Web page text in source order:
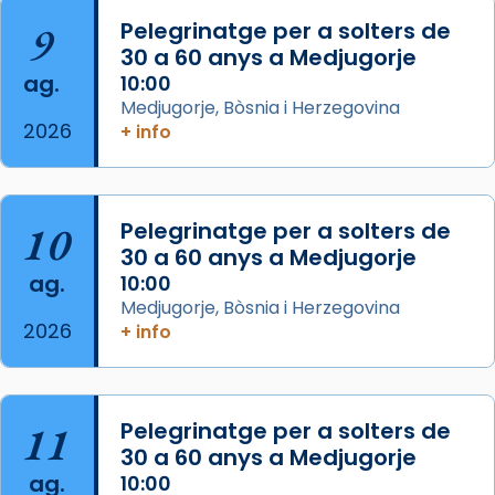
missa d’acció de gràcies en agraïment al
comitè organitzador de la visita apostòlica
del Sant Pare Lleó XIV a Barcelona, i als
col·laboradors, a la Catedral de Barcelona.
Mons. David Abadías.
📸 Dr. G. Simón
Photo
2 weeks ago
Memòria de les santes Juliana i
9
ag.
2026
Pelegrinatge per a solters de
30 a 60 anys a Medjugorje
10:00
Medjugorje, Bòsnia i Herzegovina
+ info
10
ag.
2026
Pelegrinatge per a solters de
30 a 60 anys a Medjugorje
10:00
Medjugorje, Bòsnia i Herzegovina
+ info
11
ag.
Pelegrinatge per a solters de
30 a 60 anys a Medjugorje
10:00